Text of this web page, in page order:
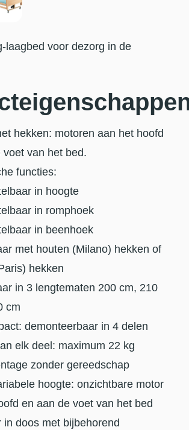
laagbed voor dezorg in de
hekken: motoren aan het hoofd
voet van het bed.
functies:
in hoogte
in romphoek
in beenhoek
met houten (Milano) hekken of
hekken
in 3 lengtematen 200 cm, 210
cm
demonteerbaar in 4 delen
elk deel: maximum 22 kg
zonder gereedschap
hoogte: onzichtbare motor
en aan de voet van het bed
in doos met bijbehorend